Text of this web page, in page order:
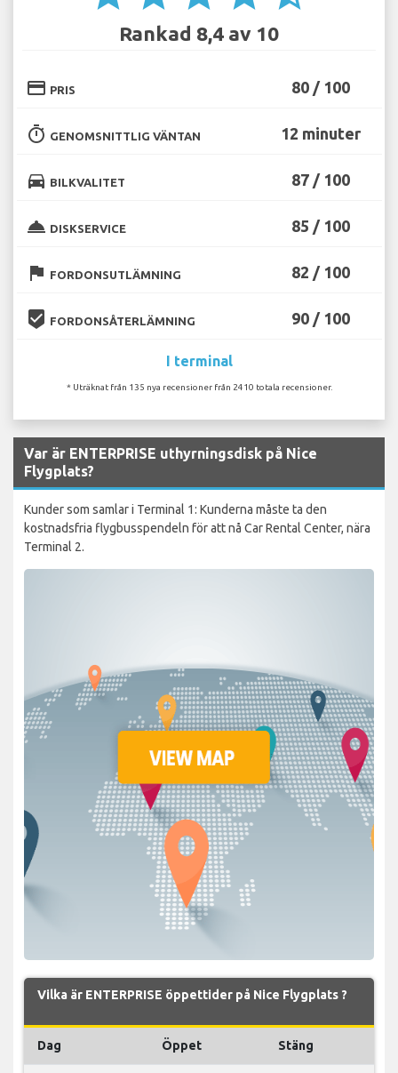
Rankad 8,4 av 10
credit_card PRIS 80 / 100
timer GENOMSNITTLIG VÄNTAN 12 minuter
directions_car BILKVALITET 87 / 100
room_service DISKSERVICE 85 / 100
flag FORDONSUTLÄMNING 82 / 100
beenhere FORDONSÅTERLÄMNING 90 / 100
I terminal
* Uträknat från 135 nya recensioner från 2410 totala recensioner.
Var är ENTERPRISE uthyrningsdisk på Nice
Flygplats?
Kunder som samlar i Terminal 1: Kunderna måste ta den
kostnadsfria flygbusspendeln för att nå Car Rental Center, nära
Terminal 2.
Vilka är ENTERPRISE öppettider på Nice Flygplats ?
Dag Öppet Stäng